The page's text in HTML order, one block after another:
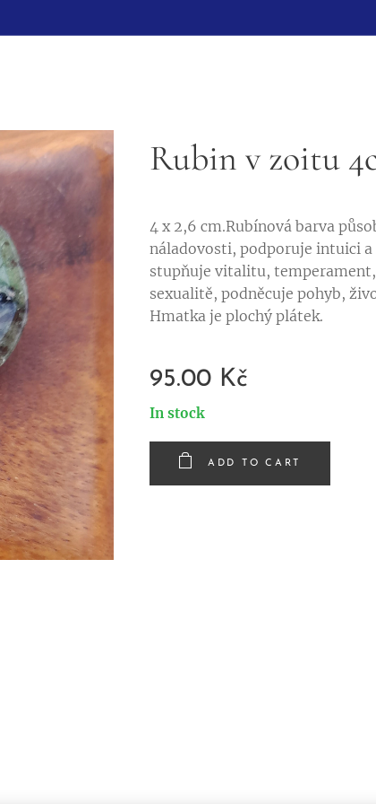
Rubin v zoitu
4 x 2,6 cm.Rubínová barva
náladovosti, podporuje intuici a
stupňuje vitalitu,
sexualitě, podněcuje pohyb,
Hmatka je plochý plátek.
95.00 Kč
In stock
ADD TO CART